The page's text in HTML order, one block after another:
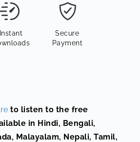
Instant
Secure
Payment
to listen to the free
in Hindi, Bengali,
Malayalam, Nepali, Tamil,